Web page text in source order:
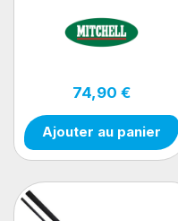
74,90 €
Ajouter au panier